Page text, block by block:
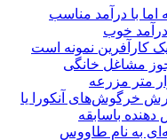
با درآمد مناسب
خوب
مشاغل خانگی
متر مزرعه
خرگوش‌های آنکورا یا
دهنده باسابقه
به نام طاووس